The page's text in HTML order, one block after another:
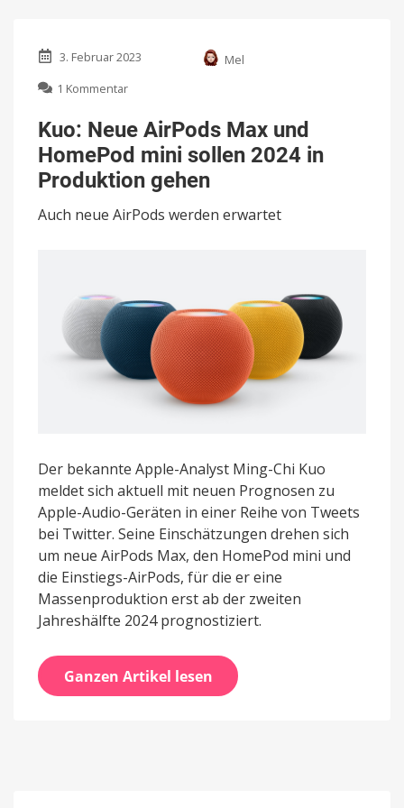
3. Februar 2023
Mel
1 Kommentar
Neue
AirPods
Max
und
HomePod
mini
sollen
Kuo: Neue AirPods Max und
HomePod mini sollen 2024 in
Produktion gehen
Auch neue AirPods werden erwartet
Der bekannte Apple-Analyst Ming-Chi Kuo
meldet sich aktuell mit neuen Prognosen zu
Apple-Audio-Geräten in einer Reihe von Tweets
bei Twitter. Seine Einschätzungen drehen sich
um neue AirPods Max, den HomePod mini und
die Einstiegs-AirPods, für die er eine
Massenproduktion erst ab der zweiten
Jahreshälfte 2024 prognostiziert.
Ganzen Artikel lesen